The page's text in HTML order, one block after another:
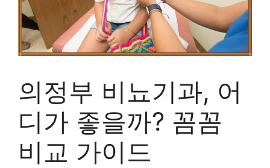
의정부 비뇨기과, 어
디가 좋을까? 꼼꼼
비교 가이드